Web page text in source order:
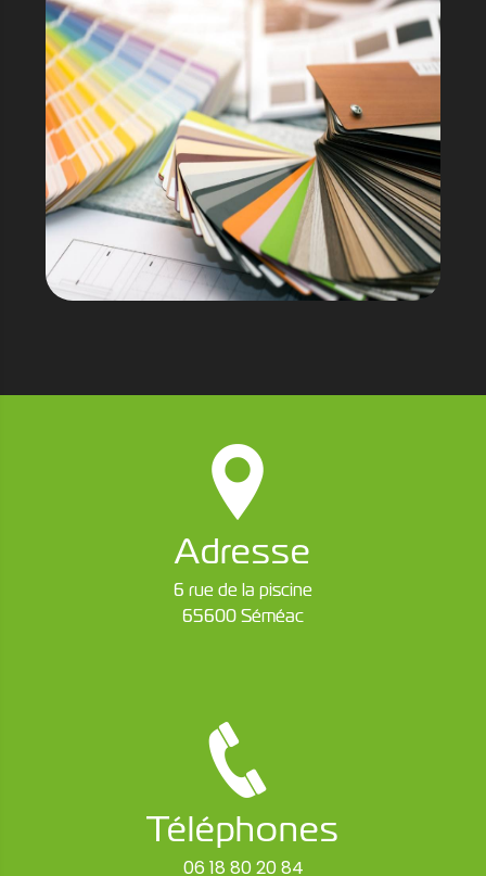
Adresse
6 rue de la piscine
65600 Séméac
Téléphones
06 18 80 20 84